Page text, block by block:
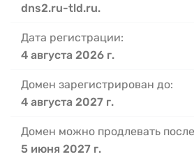
dns2.ru-tld.ru.
Дата регистрации:
4 августа 2026 г.
Домен зарегистрирован до:
4 августа 2027 г.
Домен можно продлевать
5 июня 2027 г.